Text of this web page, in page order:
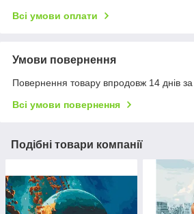
Всі умови оплати
Умови повернення
Повернення товару впродовж 14 днів
Всі умови повернення
Подібні товари компанії